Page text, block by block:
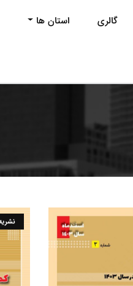
گالری استان ها